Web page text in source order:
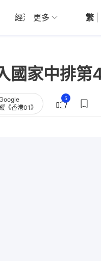
經濟 01深圳 觀
更多 繁
國家中排第
《香港01》
5